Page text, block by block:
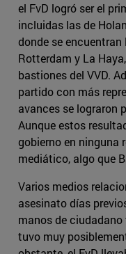
el FvD logró ser el
incluidas las de
donde se
Rotterdam y La
bastiones del VVD.
partido con más
avances se lograron
Aunque estos
gobierno en ninguna
mediático, algo que
Varios medios
asesinato días
manos de
tuvo muy